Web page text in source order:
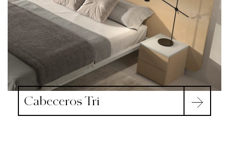
Cabeceros Tri